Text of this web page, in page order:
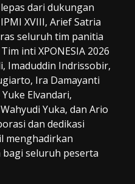
dari dukungan
XVIII, Arief Satria
seluruh tim panitia
inti XPONESIA 2026
Imaduddin Indrissobir,
Ira Damayanti
Elvandari,
Yuka, dan Ario
dan dedikasi
menghadirkan
seluruh peserta